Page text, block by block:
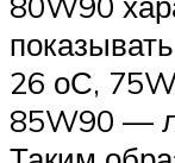
26 оС,
85W90 —